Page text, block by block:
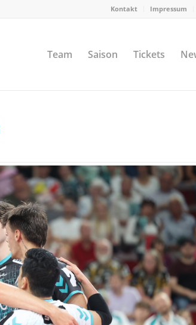
Kontakt Impressum
Team Saison Tickets